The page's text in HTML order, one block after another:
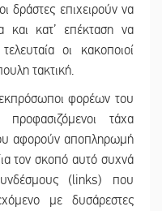
δράστες επιχειρούν να
και κατ’ επέκταση να
οι κακοποιοί
τακτική.
φορέων του
τάχα
αφορούν αποπληρωμή
τον σκοπό αυτό συχνά
(links) που
με δυσάρεστες